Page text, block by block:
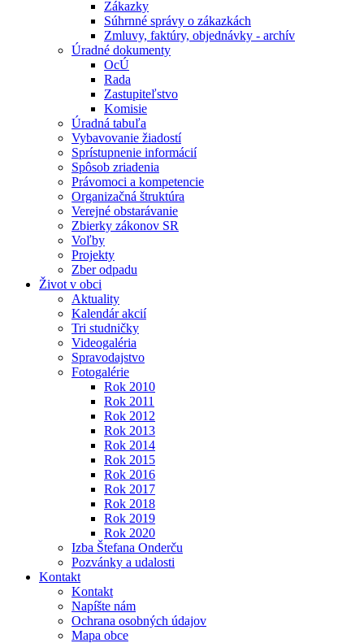
Zákazky
Súhrnné správy o zákazkách
Zmluvy, faktúry, objednávky - archív
Úradné dokumenty
OcÚ
Rada
Zastupiteľstvo
Komisie
Úradná tabuľa
Vybavovanie žiadostí
Sprístupnenie informácií
Spôsob zriadenia
Právomoci a kompetencie
Organizačná štruktúra
Verejné obstarávanie
Zbierky zákonov SR
Voľby
Projekty
Zber odpadu
Život v obci
Aktuality
Kalendár akcií
Tri studničky
Videogaléria
Spravodajstvo
Fotogalérie
Rok 2010
Rok 2011
Rok 2012
Rok 2013
Rok 2014
Rok 2015
Rok 2016
Rok 2017
Rok 2018
Rok 2019
Rok 2020
Izba Štefana Onderču
Pozvánky a udalosti
Kontakt
Kontakt
Napíšte nám
Ochrana osobných údajov
Mapa obce